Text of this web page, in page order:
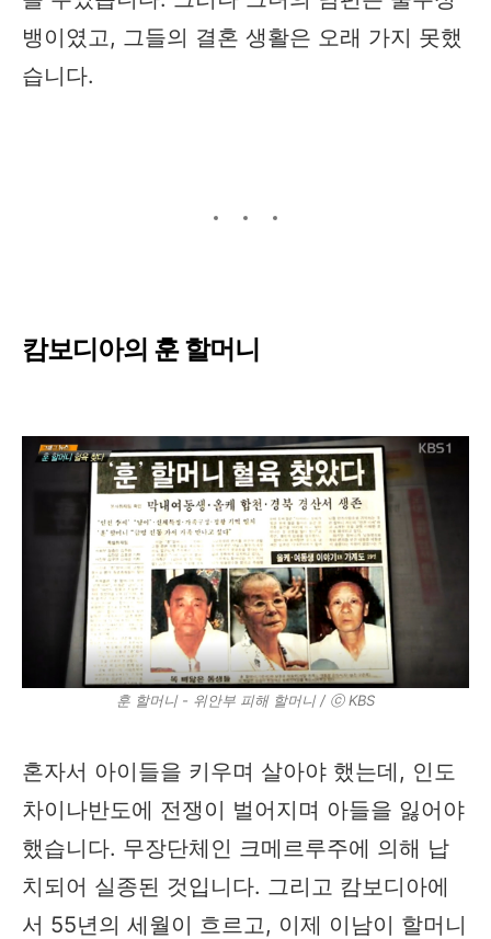
뱅이였고, 그들의 결혼 생활은 오래 가지 못했
습니다.
캄보디아의 훈 할머니
훈 할머니 - 위안부 피해 할머니 / ⓒ KBS
혼자서 아이들을 키우며 살아야 했는데, 인도
차이나반도에 전쟁이 벌어지며 아들을 잃어야
했습니다. 무장단체인 크메르루주에 의해 납
치되어 실종된 것입니다. 그리고 캄보디아에
서 55년의 세월이 흐르고, 이제 이남이 할머니